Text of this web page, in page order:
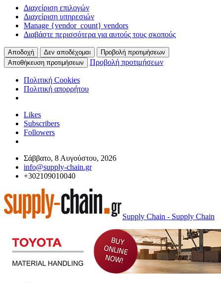
Διαχείριση επιλογών
Διαχείριση υπηρεσιών
Manage {vendor_count} vendors
Διαβάστε περισσότερα για αυτούς τους σκοπούς
Αποδοχή Δεν αποδέχομαι
Προβολή προτιμήσεων
Αποθήκευση προτιμήσεων
Προβολή προτιμήσεων
Πολιτική Cookies
Πολιτική απορρήτου
Likes
Subscribers
Followers
Σάββατο, 8 Αυγούστου, 2026
info@supply-chain.gr
+302109010040
Supply Chain - Supply Chain